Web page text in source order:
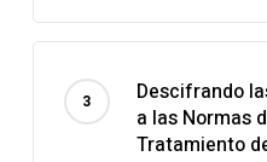
Descifrando
a las Normas
Tratamiento